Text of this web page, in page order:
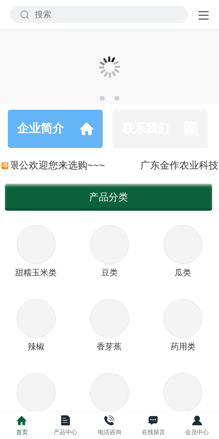
企业简介
限公欢迎您来选购~~~ 广东金作农业科
产品分类
甜糯玉米类 豆类 瓜类
辣椒 香芽蕉 药用类
铁树类 茄果类 更多产品
首页 产品中心 电话咨询 在线留言 会员中心